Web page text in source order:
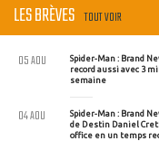
LES BRÈVES TOUT VOIR
Spider-Man : Brand
record aussi avec 3
semaine
05 AOU
Spider-Man : Brand
de Destin Daniel
office en un temps
04 AOU